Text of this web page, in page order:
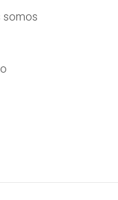
somos